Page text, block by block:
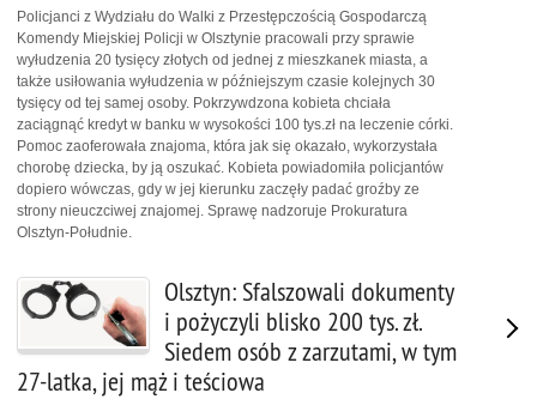
Policjanci z Wydziału do Walki z Przestępczością Gospodarczą
Komendy Miejskiej Policji w Olsztynie pracowali przy sprawie
wyłudzenia 20 tysięcy złotych od jednej z mieszkanek miasta, a
także usiłowania wyłudzenia w późniejszym czasie kolejnych 30
tysięcy od tej samej osoby. Pokrzywdzona kobieta chciała
zaciągnąć kredyt w banku w wysokości 100 tys.zł na leczenie córki.
Pomoc zaoferowała znajoma, która jak się okazało, wykorzystała
chorobę dziecka, by ją oszukać. Kobieta powiadomiła policjantów
dopiero wówczas, gdy w jej kierunku zaczęły padać groźby ze
strony nieuczciwej znajomej. Sprawę nadzoruje Prokuratura
Olsztyn-Południe.
Olsztyn: Sfalszowali dokumenty
i pożyczyli blisko 200 tys. zł.
Siedem osób z zarzutami, w tym
27-latka, jej mąż i teściowa